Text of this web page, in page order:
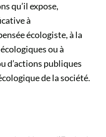
qu’il expose,
à
écologiste, à la
ou à
d’actions publiques
de la société.